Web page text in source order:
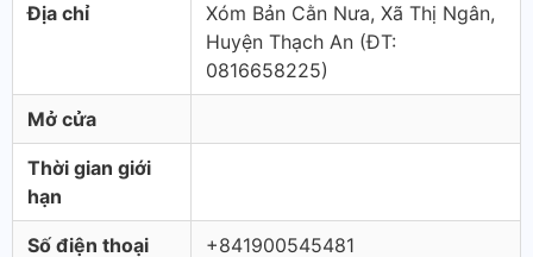
Địa chỉ
Xóm Bản Cằn Nưa, Xã Thị Ngân,
Huyện Thạch An (ÐT:
0816658225)
Mở cửa
Thời gian giới
hạn
Số điện thoại +841900545481